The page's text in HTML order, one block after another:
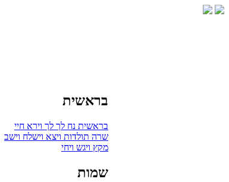
בראשית
בראשית נח לך לך וירא חיי
שרה תולדות ויצא וישלח וישב
מקץ ויגש ויחי
שמות